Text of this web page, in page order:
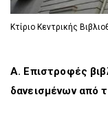
Κτίριο Κεντρικής
Α. Επιστροφές
δανεισμένων από